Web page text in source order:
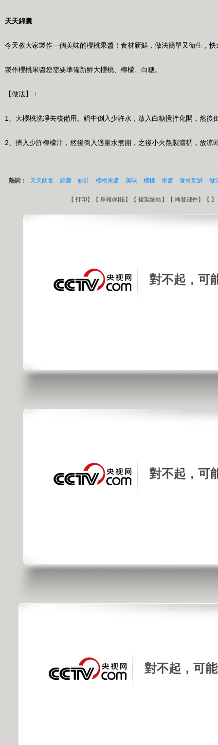
天天錦囊
今天教大家製作一個美味的櫻桃果醬！食材新鮮，做法簡單又衞生，
製作櫻桃果醬您需要準備新鮮大櫻桃、檸檬、白糖。
【做法】：
1、大櫻桃洗凈去核備用。鍋中倒入少許水，放入白糖攪拌化開，然後
2、擠入少許檸檬汁，然後倒入適量水煮開，之後小火熬製濃稠，放涼
熱詞： 天天飲食 錦囊 妙計 櫻桃果醬 美味 櫻桃 果醬 食材新鮮 做
【 打印 】【 舉報/糾錯】【 複製鏈結】【 轉發郵件】【 】
對不起，可
對不起，可
對不起，可